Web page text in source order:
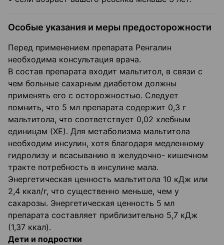
Особые указания и меры предосторожности
Перед применением препарата Ренгалин
необходима консультация врача.
В состав препарата входит мальтитол, в связи с
чем больные сахарным диабетом должны
применять его с осторожностью. Следует
помнить, что 5 мл препарата содержит 0,3 г
мальтитола, что соответствует 0,02 хлебным
единицам (ХЕ). Для метаболизма мальтитола
необходим инсулин, хотя благодаря медленному
гидролизу и всасыванию в желудочно- кишечном
тракте потребность в инсулине мала.
Энергетическая ценность мальтитола 10 кДж или
2,4 ккал/г, что существенно меньше, чем у
сахарозы. Энергетическая ценность 5 мл
препарата составляет приблизительно 5,7 кДж
(1,37 ккал).
Дети и подростки